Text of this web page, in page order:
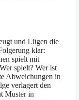
und Lügen die
klar:
spielt mit
spielt? Wer ist
Abweichungen in
verlagert den
Muster in